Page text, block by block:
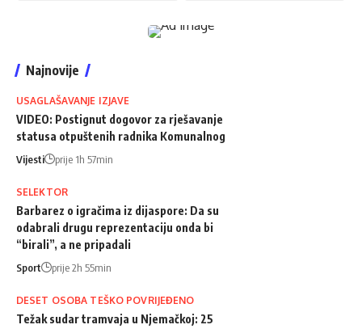
Najnovije
USAGLAŠAVANJE IZJAVE
VIDEO: Postignut dogovor za rješavanje
statusa otpuštenih radnika Komunalnog
Vijesti prije 1h 57min
SELEKTOR
Barbarez o igračima iz dijaspore: Da su
odabrali drugu reprezentaciju onda bi
“birali”, a ne pripadali
Sport prije 2h 55min
DESET OSOBA TEŠKO POVRIJEĐENO
Težak sudar tramvaja u Njemačkoj: 25